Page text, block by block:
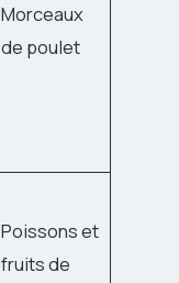
Morceaux
de poulet
Poissons et
fruits de